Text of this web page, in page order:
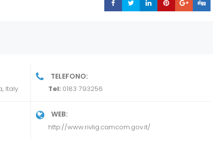
alle start up e alla nascita di nuove imprese
ai Confidi, servizi informativi e formativi
ShareShare ShareShareShare
Italy
TELEFONO:
Tel: 0183 793256
WEB:
http://www.rivlig.camcom.gov.it/